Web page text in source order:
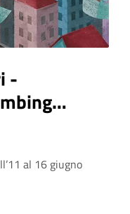
-
al 16 giugno